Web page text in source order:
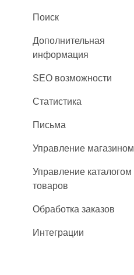
Поиск
Дополнительная
информация
SEO возможности
Статистика
Письма
Управление магазином
Управление каталогом
товаров
Обработка заказов
Интеграции